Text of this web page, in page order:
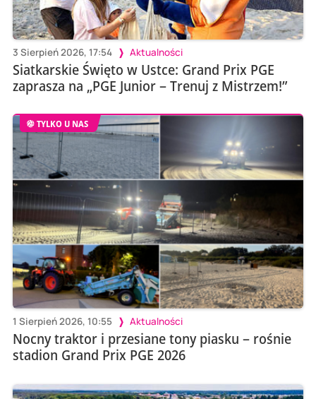
3 Sierpień 2026, 17:54 Aktualności
Siatkarskie Święto w Ustce: Grand Prix PGE
zaprasza na „PGE Junior – Trenuj z Mistrzem!”
TYLKO U NAS
1 Sierpień 2026, 10:55 Aktualności
Nocny traktor i przesiane tony piasku – rośnie
stadion Grand Prix PGE 2026